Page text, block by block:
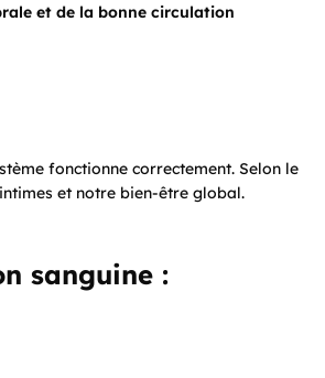
et de la bonne circulation
fonctionne correctement. Selon le
et notre bien-être global.
sanguine :